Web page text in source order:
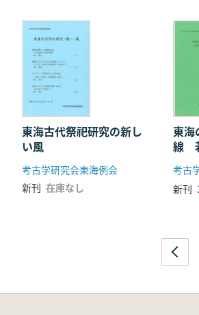
東海古代祭祀研究の新し
い風
考古学研究会東海例会
新刊 在庫なし
東海
線
考古
新刊